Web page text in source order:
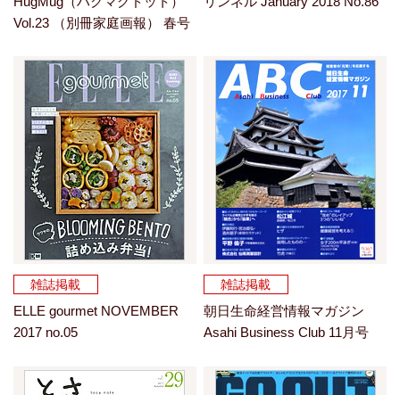
Vol.23 （別冊家庭画報） 春号
雑誌掲載
ELLE gourmet NOVEMBER
2017 no.05
雑誌掲載
朝日生命経営情報マガジン
Asahi Business Club 11月号